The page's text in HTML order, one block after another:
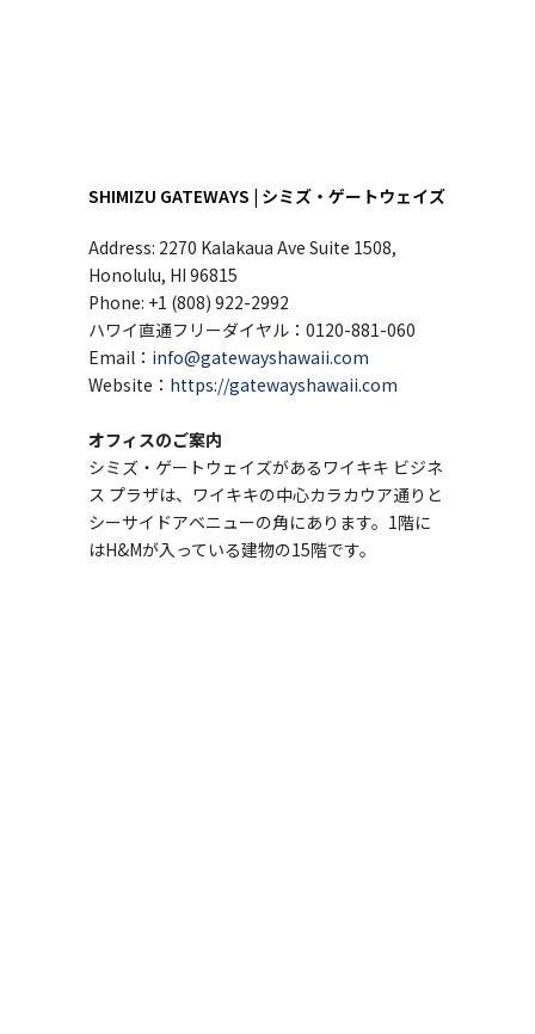
SHIMIZU GATEWAYS | シミズ・ゲートウェイズ
Address: 2270 Kalakaua Ave Suite 1508,
Honolulu, HI 96815
Phone: +1 (808) 922-2992
ハワイ直通フリーダイヤル：0120-881-060
Email： info@gatewayshawaii.com
Website： https://gatewayshawaii.com
オフィスのご案内
シミズ・ゲートウェイズがあるワイキキ ビジネ
ス プラザは、ワイキキの中心カラカウア通りと
シーサイドアベニューの角にあります。1階に
はH&Mが入っている建物の15階です。